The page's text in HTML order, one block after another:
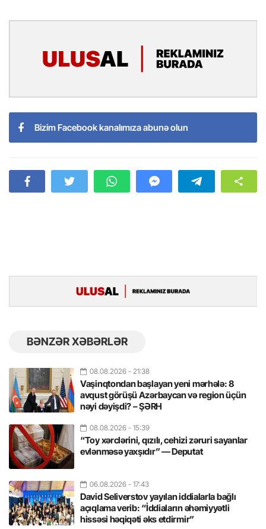
Bizim Facebook kanalımıza abunə olun
BƏNZƏR XƏBƏRLƏR
08.08.2026 - 21:38
Vaşinqtondan başlayan yeni mərhələ: 8
avqust görüşü Azərbaycan və region üçün
nəyi dəyişdi? – ŞƏRH
08.08.2026 - 15:39
“Toy xərclərini, qızılı, cehizi zəruri sayanlar
evlənməsə yaxşıdır” — Deputat
06.08.2026 - 17:43
David Seliverstov yayılan iddialarla bağlı
açıqlama verib: “İddiaların əhəmiyyətli
hissəsi həqiqəti əks etdirmir”